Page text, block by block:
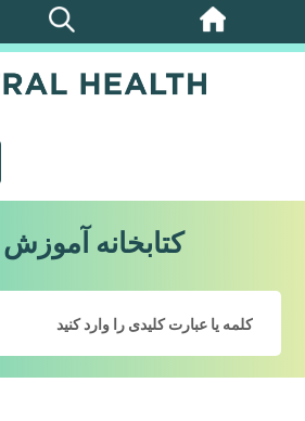
پرش
کتابخانه آموزش